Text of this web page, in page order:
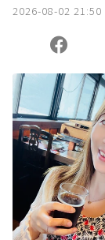
2026-08-02 21:50